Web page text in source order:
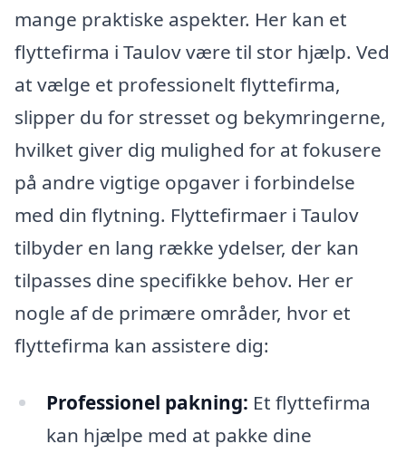
mange praktiske aspekter. Her kan et
flyttefirma i Taulov være til stor hjælp. Ved
at vælge et professionelt flyttefirma,
slipper du for stresset og bekymringerne,
hvilket giver dig mulighed for at fokusere
på andre vigtige opgaver i forbindelse
med din flytning. Flyttefirmaer i Taulov
tilbyder en lang række ydelser, der kan
tilpasses dine specifikke behov. Her er
nogle af de primære områder, hvor et
flyttefirma kan assistere dig:
Professionel pakning: Et flyttefirma
kan hjælpe med at pakke dine